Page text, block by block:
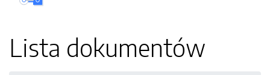
Lista dokumentów